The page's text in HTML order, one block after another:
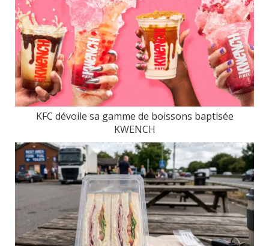
KFC dévoile sa gamme de boissons baptisée
KWENCH